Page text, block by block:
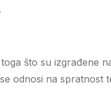
što su izgrađene
odnosi na spratnost